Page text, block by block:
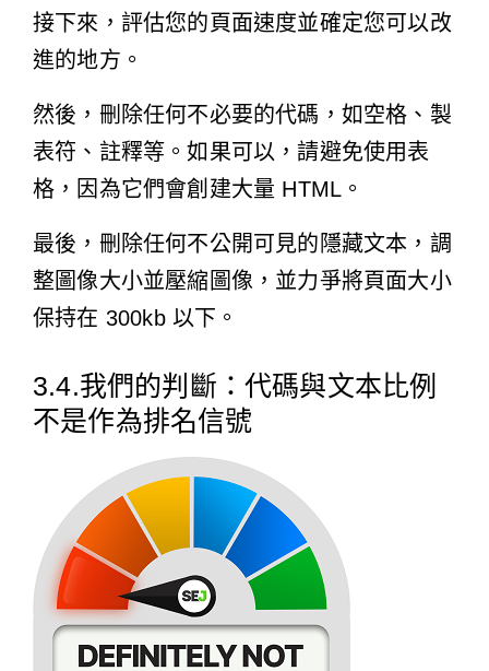
接下來，評估您的頁面速度並確定您可以改
進的地方。
然後，刪除任何不必要的代碼，如空格、製
表符、註釋等。如果可以，請避免使用表
格，因為它們會創建大量 HTML。
最後，刪除任何不公開可見的隱藏文本， 調
整圖像大小並壓縮圖像 ，並力爭將頁面大小
保持在 300kb 以下。
3.4.我們的判斷：代碼與文本比例
不是作為排名信號